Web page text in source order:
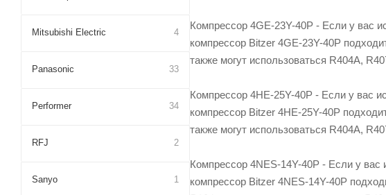
Компрессор 4GE-23Y-40P - Если у вас
компрессор Bitzer 4GE-23Y-40P
также могут использоваться R404A,
Компрессор 4HE-25Y-40P - Если у вас
компрессор Bitzer 4HE-25Y-40P
также могут использоваться R404A,
Компрессор 4NES-14Y-40P - Если у
компрессор Bitzer 4NES-14Y-40P
Mitsubishi Electric 4
Panasonic 33
Performer 34
RFJ 2
Sanyo 1